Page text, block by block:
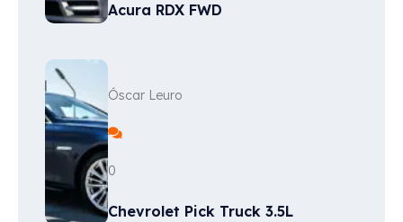
Acura RDX FWD
Óscar Leuro
0
Chevrolet Pick Truck 3.5L